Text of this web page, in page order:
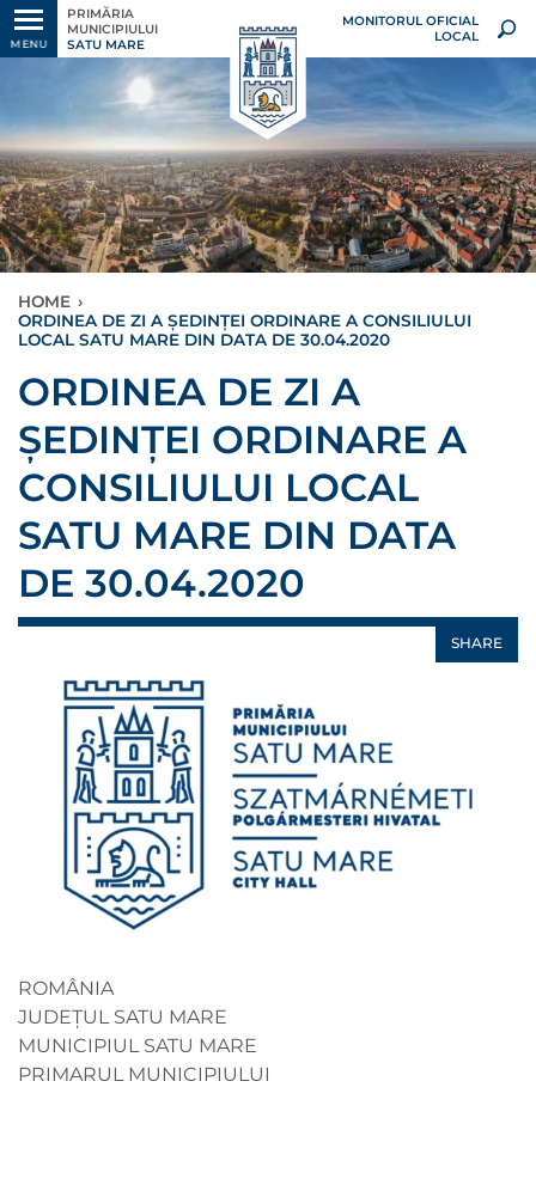
MENU
PRIMĂRIA
MUNICIPIULUI
SATU MARE
MONITORUL OFICIAL
LOCAL
HOME ›
ORDINEA DE ZI A ȘEDINȚEI ORDINARE A CONSILIULUI
LOCAL SATU MARE DIN DATA DE 30.04.2020
ORDINEA DE ZI A
ȘEDINȚEI ORDINARE A
CONSILIULUI LOCAL
SATU MARE DIN DATA
DE 30.04.2020
SHARE
ROMÂNIA
JUDEŢUL SATU MARE
MUNICIPIUL SATU MARE
PRIMARUL MUNICIPIULUI